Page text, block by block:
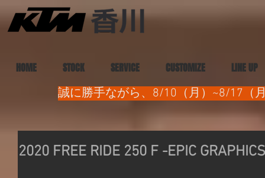
HOME STOCK SERVICE CUSTOMIZE LINE UP
誠に勝手ながら、8/10（月）~8/17（
2020 FREE RIDE 250 F -EPIC